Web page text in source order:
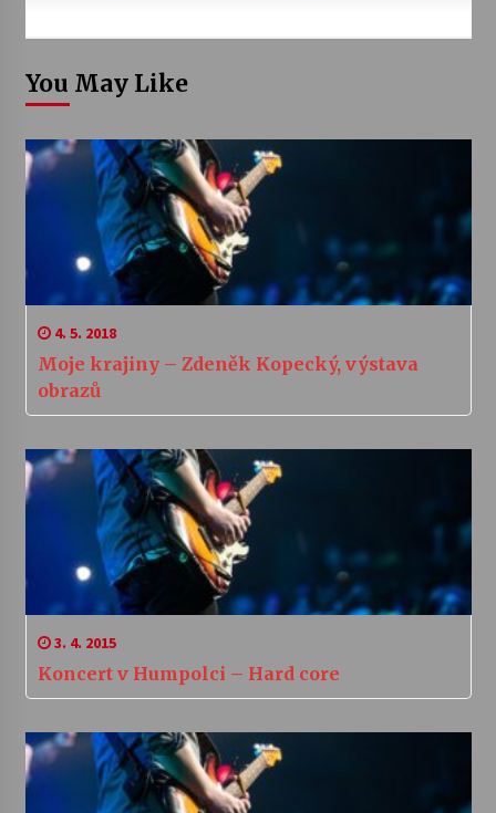
You May Like
4. 5. 2018
Moje krajiny – Zdeněk Kopecký, výstava
obrazů
3. 4. 2015
Koncert v Humpolci – Hard core